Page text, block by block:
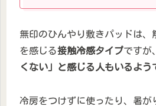
無印のひんやり敷きパッドは、
を感じる接触冷感タイプですが、
くない」と感じる人もいるよう
冷房をつけずに使ったり、暑が